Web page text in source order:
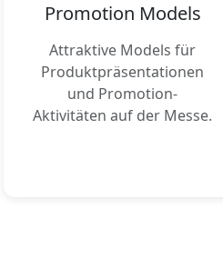
Promotion Models
Attraktive Models für
Produktpräsentationen
und Promotion-
Aktivitäten auf der Messe.